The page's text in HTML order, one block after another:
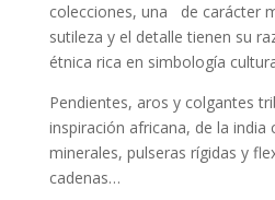
colecciones, una de carácter
sutileza y el detalle tienen su
étnica rica en simbología
Pendientes, aros y colgantes
inspiración africana, de la india
minerales, pulseras rígidas y
cadenas…